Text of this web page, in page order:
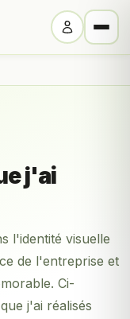
j'ai
l'identité visuelle
de l'entreprise et
Ci-
j'ai réalisés